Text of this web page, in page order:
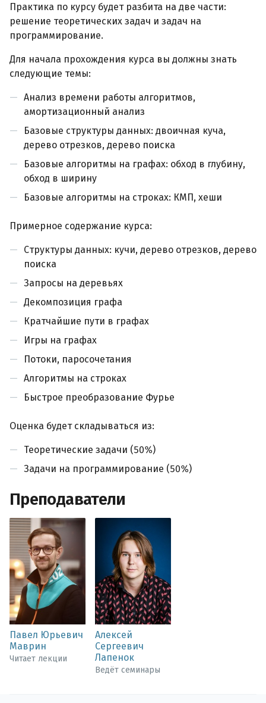
Практика по курсу будет разбита на две части:
решение теоретических задач и задач на
программирование.
Для начала прохождения курса вы должны знать
следующие темы:
Анализ времени работы алгоритмов,
амортизационный анализ
Базовые структуры данных: двоичная куча,
дерево отрезков, дерево поиска
Базовые алгоритмы на графах: обход в глубину,
обход в ширину
Базовые алгоритмы на строках: КМП, хеши
Примерное содержание курса:
Cтруктуры данных: кучи, дерево отрезков, дерево
поиска
Запросы на деревьях
Декомпозиция графа
Кратчайшие пути в графах
Игры на графах
Потоки, паросочетания
Алгоритмы на строках
Быстрое преобразование Фурье
Оценка будет складываться из:
Теоретические задачи (50%)
Задачи на программирование (50%)
Преподаватели
Павел Юрьевич
Маврин
Читает лекции
Алексей
Сергеевич
Лапенок
Ведёт семинары